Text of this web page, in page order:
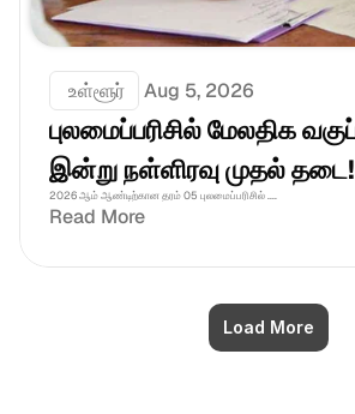
உள்ளூர் Aug 5, 2026
புலமைப்பரிசில் மேலதிக
இன்று நள்ளிரவு முதல் தடை!
2026 ஆம் ஆண்டிற்கான தரம் 05 புலமைப்பரிசில் ....
Read More
Load More